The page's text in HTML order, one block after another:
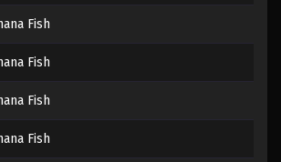
Fish
Fish
Fish
Fish